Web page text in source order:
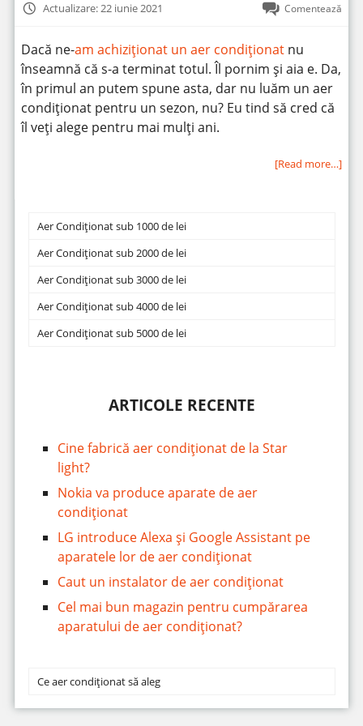
Actualizare: 22 iunie 2021 Comentează
Dacă ne-am achiziționat un aer condiționatnu
înseamnă că s-a terminat totul. Îl pornim și aia e. Da,
în primul an putem spune asta, dar nu luăm un aer
condiționat pentru un sezon, nu? Eu tind să cred că
îl veți alege pentru mai mulți ani.
[Read more…]
Aer Condiționat sub 1000 de lei
Aer Condiționat sub 2000 de lei
Aer Condiționat sub 3000 de lei
Aer Condiționat sub 4000 de lei
Aer Condiționat sub 5000 de lei
ARTICOLE RECENTE
Cine fabrică aer condiționat de la Star
light?
Nokia va produce aparate de aer
condiționat
LG introduce Alexa și Google Assistant pe
aparatele lor de aer condiționat
Caut un instalator de aer condiționat
Cel mai bun magazin pentru cumpărarea
aparatului de aer condiționat?
Ce aer condiționat să aleg